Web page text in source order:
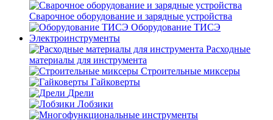
Сварочное оборудование и зарядные устройства
Оборудование ТИСЭ
Электроинструменты
Расходные
материалы для инструмента
Строительные миксеры
Гайковерты
Дрели
Лобзики